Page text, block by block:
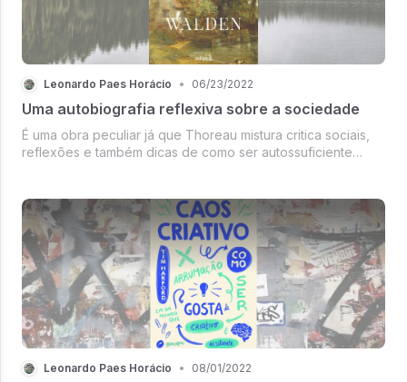
Leonardo Paes Horácio • 06/23/2022
Uma autobiografia reflexiva sobre a sociedade
É uma obra peculiar já que Thoreau mistura critica sociais,
reflexões e também dicas de como ser autossuficiente
Leonardo Paes Horácio • 08/01/2022